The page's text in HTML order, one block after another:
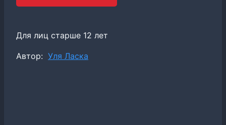
Для лиц старше 12 лет
Метки
Автор: Уля Ласка